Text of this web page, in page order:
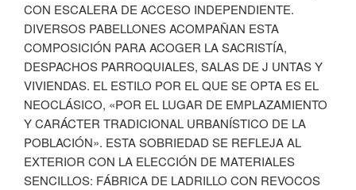
CON ESCALERA DE ACCESO INDEPENDIENTE.
DIVERSOS PABELLONES ACOMPAÑAN ESTA
COMPOSICIÓN PARA ACOGER LA SACRISTÍA,
DESPACHOS PARROQUIALES, SALAS DE J UNTAS Y
VIVIENDAS. EL ESTILO POR EL QUE SE OPTA ES EL
NEOCLÁSICO, «POR EL LUGAR DE EMPLAZAMIENTO
Y CARÁCTER TRADICIONAL URBANÍSTICO DE LA
POBLACIÓN». ESTA SOBRIEDAD SE REFLEJA AL
EXTERIOR CON LA ELECCIÓN DE MATERIALES
SENCILLOS: FÁBRICA DE LADRILLO CON REVOCOS